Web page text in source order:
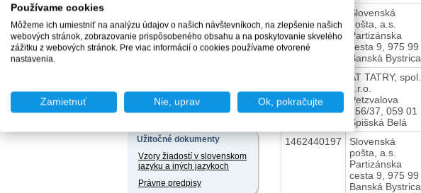
Chcem podať podnet
Užitočné dokumenty
Vzory žiadostí v slovenskom
jazyku a iných jazykoch
Právne predpisy
Slovenská
pošta, a.s.
Partizánska
cesta 9, 975 99
Banská Bystrica
AT TATRY, spol.
s.r.o.
Petzvalova
756/37, 059 01
Spišská Belá
1462440197
Slovenská
pošta, a.s.
Partizánska
cesta 9, 975 99
Banská Bystrica
Používame cookies
Môžeme ich umiestniť na analýzu údajov o našich návštevníkoch, na zlepšenie našich
webových stránok, zobrazovanie prispôsobeného obsahu a na poskytovanie skvelého
zážitku z webových stránok. Pre viac informácií o cookies používame otvorené
nastavenia.
Zamietnuť Nie, uprav Ok, pokračujte